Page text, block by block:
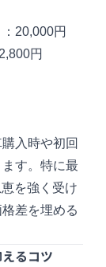
：20,000円
円
入時や初回
す。特に最
を強く受け
差を埋める
るコツ